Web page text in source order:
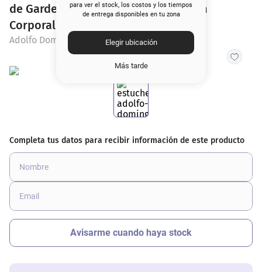
para ver el stock, los costos y los tiempos
de entrega disponibles en tu zona
Elegir ubicación
Más tarde
de Gardenia Musk x 120 ml + 1 Loción
Corporal x 75 ml
Adolfo Dominguez
8.